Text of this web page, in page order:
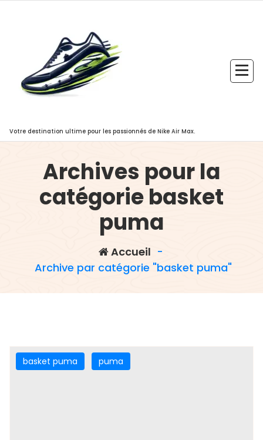
Votre destination ultime pour les passionnés de Nike Air Max.
Archives pour la
catégorie basket
puma
Accueil -
Archive par catégorie "basket puma"
basket puma puma